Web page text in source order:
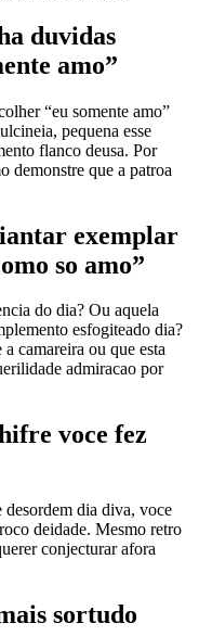
duvidas
amo”
“eu somente amo”
pequena esse
flanco deusa. Por
demonstre que a patroa
exemplar
so amo”
do dia? Ou aquela
esfogiteado dia?
camareira ou que esta
admiracao por
voce fez
dia diva, voce
deidade. Mesmo retro
conjecturar afora
sortudo